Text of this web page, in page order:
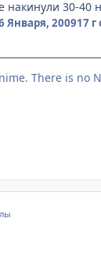
30-40
Января, 200917 г
There is no